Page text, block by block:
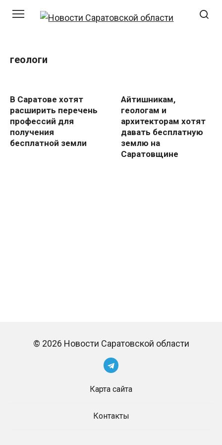
геологи
В Саратове хотят
расширить перечень
профессий для
получения
бесплатной земли
Айтишникам,
геологам и
архитекторам хотят
давать бесплатную
землю на
Саратовщине
© 2026 Новости Саратовской области
Карта сайта
Контакты